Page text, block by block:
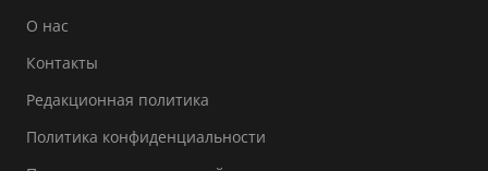
О нас
Контакты
Редакционная политика
Политика конфиденциальности